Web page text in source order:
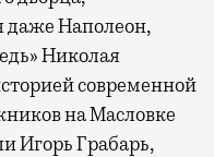
даже Наполеон,
Николая
современной
на Масловке
Игорь Грабарь,